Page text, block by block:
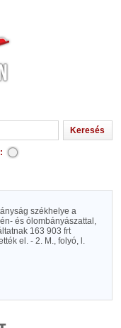
székhelye a
és ólombányászattal,
163 903 frt
el. - 2. M., folyó, l.